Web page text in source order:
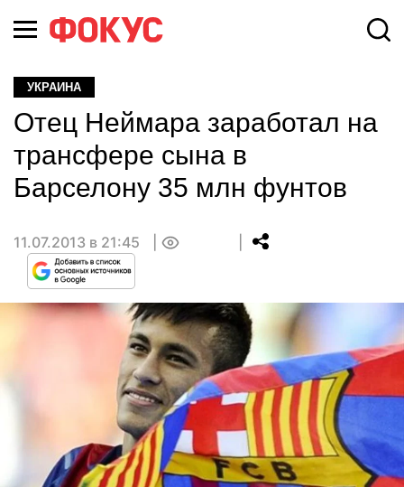
УКРАИНА
Отец Неймара заработал на
трансфере сына в
Барселону 35 млн фунтов
11.07.2013 в 21:45